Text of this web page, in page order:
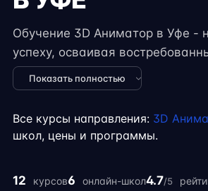
Обучение 3D Аниматор в Уфе -
успеху, осваивая
Курсы подходят для новичков и
опытом, включают
Гибкий формат занятий
Показать полностью
Все курсы направления: 3D
школ, цены и программы.
12 курсов6 онлайн-школ4.7/5